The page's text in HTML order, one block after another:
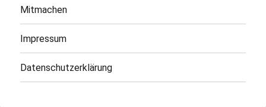
Mitmachen
Impressum
Datenschutzerklärung